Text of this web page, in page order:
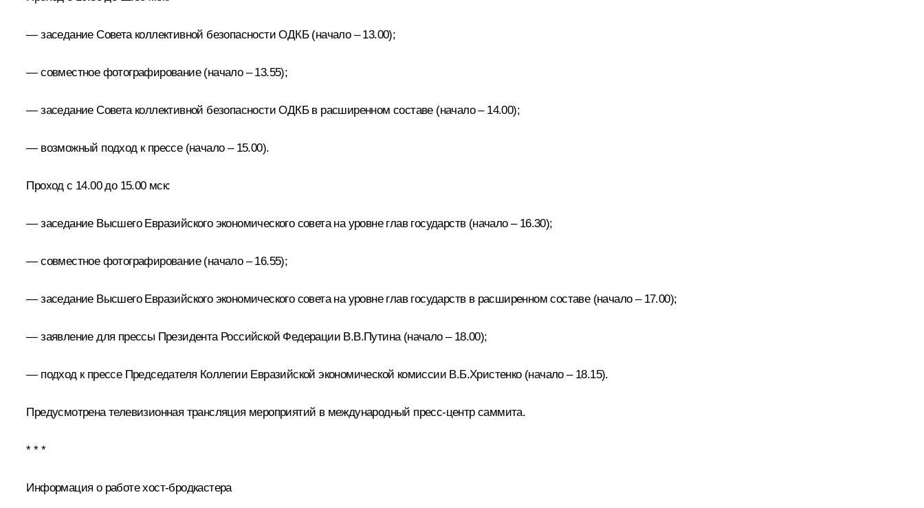
— заседание Совета коллективной безопасности ОДКБ (начало – 13.00);
— совместное фотографирование (начало – 13.55);
— заседание Совета коллективной безопасности ОДКБ в расширенном составе (начало – 14.00);
— возможный подход к прессе (начало – 15.00).
Проход с 14.00 до 15.00 мск:
— заседание Высшего Евразийского экономического совета на уровне глав государств (начало – 16.30);
— совместное фотографирование (начало – 16.55);
— заседание Высшего Евразийского экономического совета на уровне глав государств в расширенном составе (начало – 17.00);
— заявление для прессы Президента Российской Федерации В.В.Путина (начало – 18.00);
— подход к прессе Председателя Коллегии Евразийской экономической комиссии В.Б.Христенко (начало – 18.15).
Предусмотрена телевизионная трансляция мероприятий в международный пресс-центр саммита.
* * *
Информация о работе хост-бродкастера